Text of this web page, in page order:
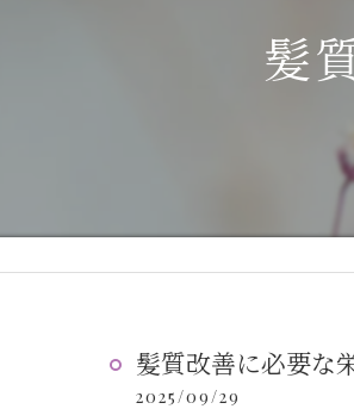
髪
髪質改善に必要な
2025/09/29